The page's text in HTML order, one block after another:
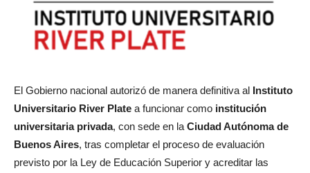
El Gobierno nacional autorizó de manera definitiva al Instituto
Universitario River Plate a funcionar como institución
universitaria privada, con sede en la Ciudad Autónoma de
Buenos Aires, tras completar el proceso de evaluación
previsto por la Ley de Educación Superior y acreditar las